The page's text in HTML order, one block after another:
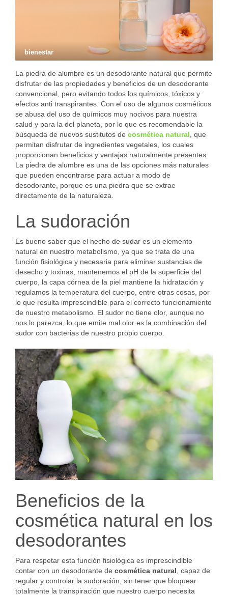
bienestar
La piedra de alumbre es un desodorante natural que permite
disfrutar de las propiedades y beneficios de un desodorante
convencional, pero evitando todos los químicos, tóxicos y
efectos anti transpirantes. Con el uso de algunos cosméticos
se abusa del uso de químicos muy nocivos para nuestra
salud y para la del planeta, por lo que es recomendable la
búsqueda de nuevos sustitutos de cosmética natural , que
permitan disfrutar de ingredientes vegetales, los cuales
proporcionan beneficios y ventajas naturalmente presentes.
La piedra de alumbre es una de las opciones más naturales
que pueden encontrarse para actuar a modo de
desodorante, porque es una piedra que se extrae
directamente de la naturaleza.
La sudoración
Es bueno saber que el hecho de sudar es un elemento
natural en nuestro metabolismo, ya que se trata de una
función fisiológica y necesaria para eliminar sustancias de
desecho y toxinas, mantenemos el pH de la superficie del
cuerpo, la capa córnea de la piel mantiene la hidratación y
regulamos la temperatura del cuerpo, entre otras cosas, por
lo que resulta imprescindible para el correcto funcionamiento
de nuestro metabolismo. El sudor no tiene olor, aunque no
nos lo parezca, lo que emite mal olor es la combinación del
sudor con bacterias de nuestro propio cuerpo.
Beneficios de la
cosmética natural en los
desodorantes
Para respetar esta función fisiológica es imprescindible
contar con un desodorante de cosmética natural, capaz de
regular y controlar la sudoración, sin tener que bloquear
totalmente la transpiración que nuestro cuerpo necesita